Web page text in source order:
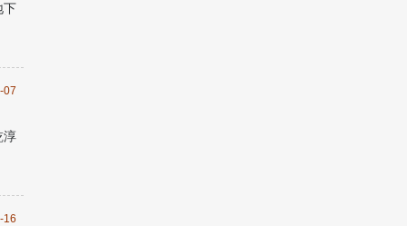
下
07
淳
16